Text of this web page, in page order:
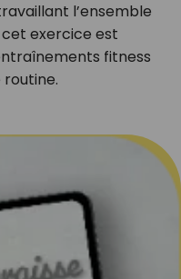
l’ensemble
exercice est
fitness